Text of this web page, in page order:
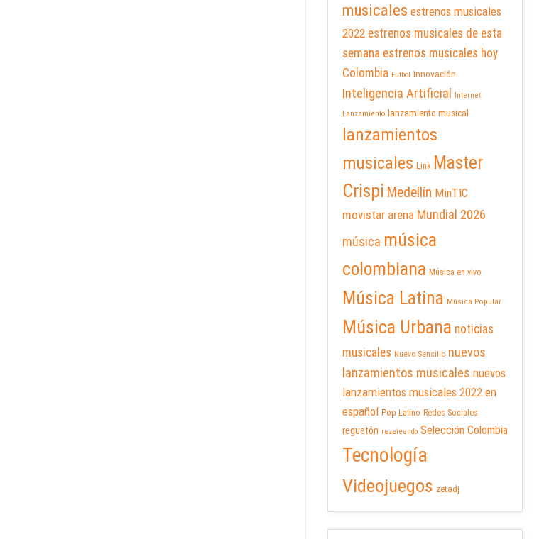
musicales estrenos musicales
2022 estrenos musicales de esta
semana estrenos musicales hoy
Colombia Futbol Innovación
Inteligencia Artificial
Internet
Lanzamiento
lanzamiento musical
lanzamientos
musicales Link Master
Crispi Medellín MinTIC
movistar arena Mundial 2026
música música
colombiana Música en vivo
Música Latina Música Popular
Música Urbana noticias
musicales Nuevo Sencillo nuevos
lanzamientos musicales nuevos
lanzamientos musicales 2022 en
español Pop Latino Redes Sociales
reguetón rezeteando Selección Colombia
Tecnología
Videojuegos zetadj